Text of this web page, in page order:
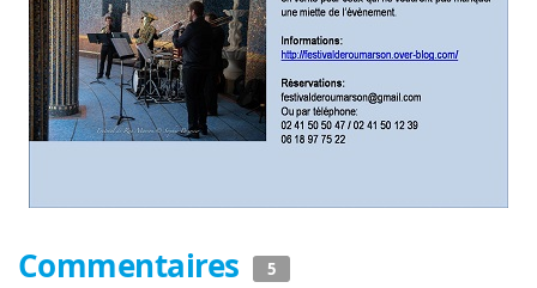
Commentaires 5